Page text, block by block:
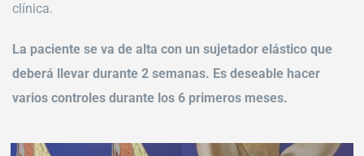
clínica.
La paciente se va de alta con un sujetador elástico que
deberá llevar durante 2 semanas. Es deseable hacer
varios controles durante los 6 primeros meses.